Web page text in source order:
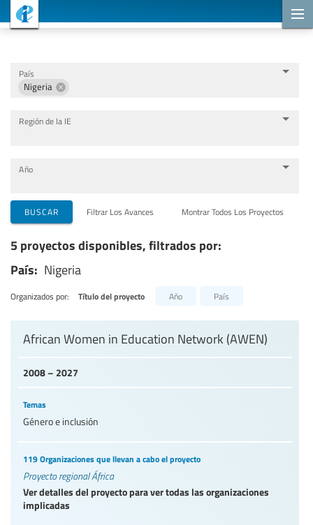
País
Nigeria
Región de la IE
Año
Organizaciones que llevan a cabo el proyecto
Socios para la cooperación
Temas
Categorías de personal de la educación
BUSCAR Filtrar Los Avances Montrar Todos Los Proyectos
5 proyectos disponibles, filtrados por:
País: Nigeria
Organizados por: Título del proyecto Año País
2008 – 2027
African Women in Education Network (AWEN)
Temas
Género e inclusión
119 Organizaciones que llevan a cabo el proyecto
Proyecto regional África
Ver detalles del proyecto para ver todas las organizaciones
implicadas